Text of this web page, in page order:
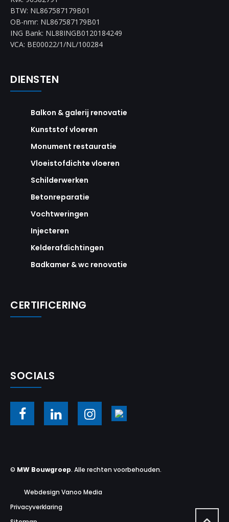
BTW: NL867587179B01
OB-nmr: NL867587179B01
ING Bank: NL88INGB0120184249
VCA: BE00022/1/NL/100284
DIENSTEN
Balkon & galerij renovatie
Kunststof vloeren
Monument restauratie
Vloeistofdichte vloeren
Schilderwerken
Betonreparatie
Vochtweringen
Injecteren
Kelderafdichtingen
Badkamer & wc renovatie
CERTIFICERING
SOCIALS
© MW Bouwgroep. Alle rechten voorbehouden.
Webdesign Vanoo Media
Privacyverklaring